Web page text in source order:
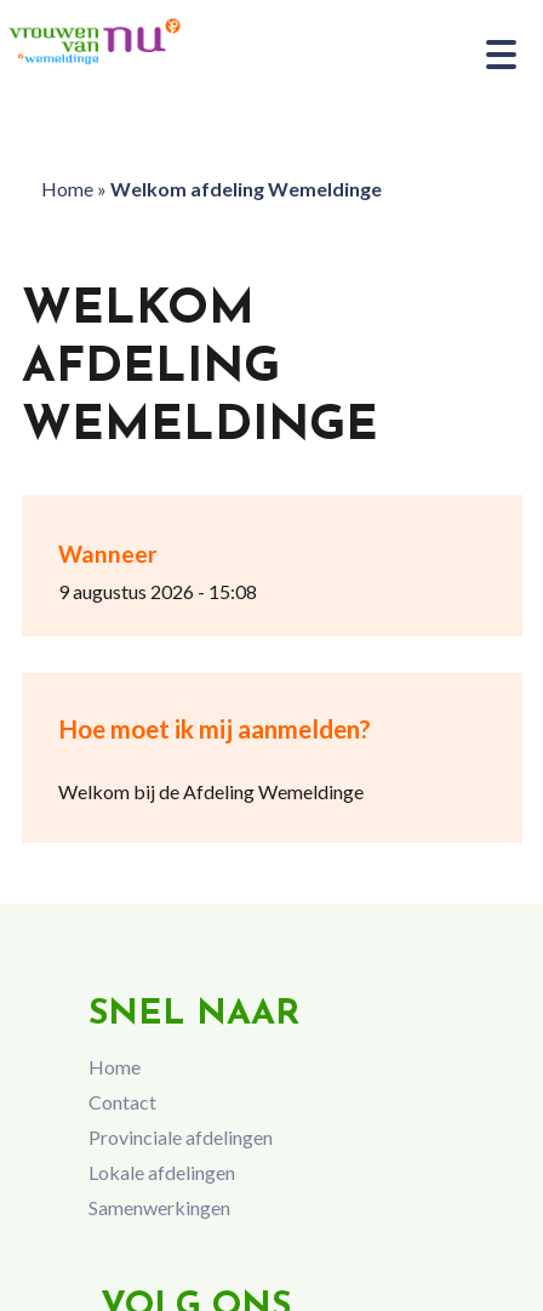
Home» Welkom afdeling Wemeldinge
Wanneer
9 augustus 2026 - 15:08
Hoe moet ik mij aanmelden?
Welkom bij de Afdeling Wemeldinge
WELKOM
AFDELING
WEMELDINGE
SNEL NAAR
Home
Contact
Provinciale afdelingen
Lokale afdelingen
Samenwerkingen